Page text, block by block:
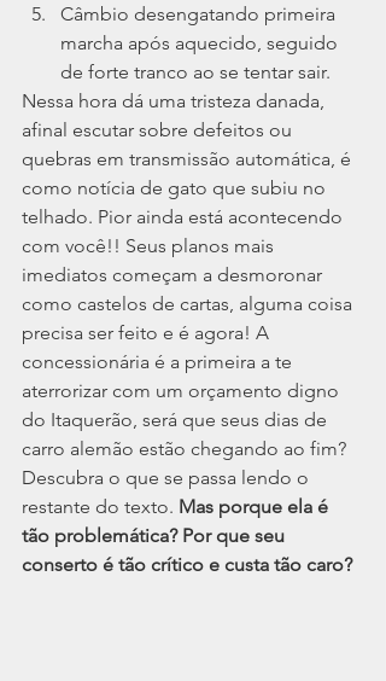
Câmbio desengatando primeira
marcha após aquecido, seguido
de forte tranco ao se tentar sair.
Nessa hora dá uma tristeza danada,
afinal escutar sobre defeitos ou
quebras em transmissão automática, é
como notícia de gato que subiu no
telhado. Pior ainda está acontecendo
com você!! Seus planos mais
imediatos começam a desmoronar
como castelos de cartas, alguma coisa
precisa ser feito e é agora! A
concessionária é a primeira a te
aterrorizar com um orçamento digno
do Itaquerão, será que seus dias de
carro alemão estão chegando ao fim?
Descubra o que se passa lendo o
restante do texto. Mas porque ela é
tão problemática? Por que seu
conserto é tão crítico e custa tão caro?